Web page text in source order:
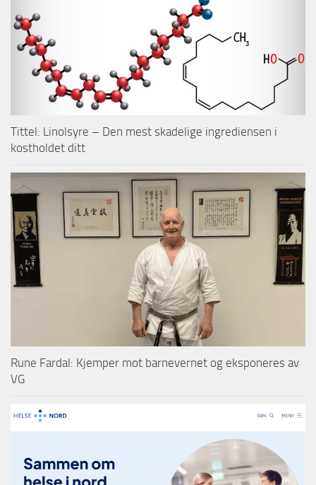
Tittel: Linolsyre – Den mest skadelige ingrediensen i
kostholdet ditt
Rune Fardal: Kjemper mot barnevernet og eksponeres av
VG